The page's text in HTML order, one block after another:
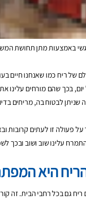
החתול שלכם
שהבית בו החתול מתגורר
באמצעות מתן תחושת
של ריח כמו שאנחנו חיים
בכך שהם מורחים עלינו
לבטוח בה, מריחים
על פעולה זו לעתים קרובות
עלינו שוב ושוב ובכך
היא
ריח גם בכל רחבי הבית. זה